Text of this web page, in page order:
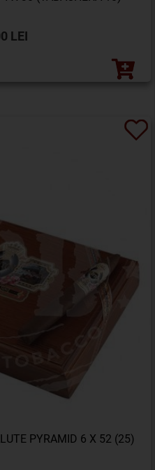
LEI
PYRAMID 6 X 52 (25)